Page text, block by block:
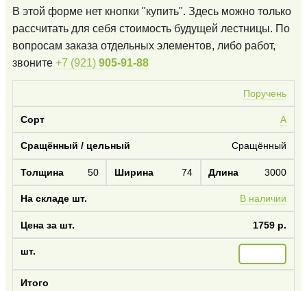
В этой форме нет кнопки "купить". Здесь можно только
рассчитать для себя стоимость будущей лестницы. По
вопросам заказа отдельных элементов, либо работ,
звоните +7 (921) 905-91-88
Поручень
А
Сращённый
50 74 3000
В наличии
1759 р.